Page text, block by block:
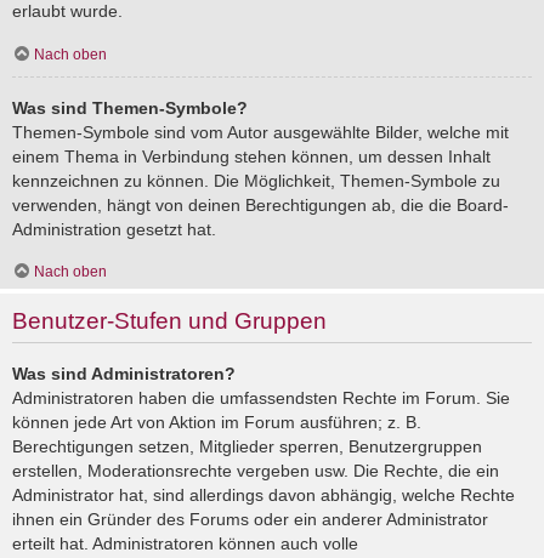
erlaubt wurde.
Nach oben
Was sind Themen-Symbole?
Themen-Symbole sind vom Autor ausgewählte Bilder, welche mit
einem Thema in Verbindung stehen können, um dessen Inhalt
kennzeichnen zu können. Die Möglichkeit, Themen-Symbole zu
verwenden, hängt von deinen Berechtigungen ab, die die Board-
Administration gesetzt hat.
Nach oben
Benutzer-Stufen und Gruppen
Was sind Administratoren?
Administratoren haben die umfassendsten Rechte im Forum. Sie
können jede Art von Aktion im Forum ausführen; z. B.
Berechtigungen setzen, Mitglieder sperren, Benutzergruppen
erstellen, Moderationsrechte vergeben usw. Die Rechte, die ein
Administrator hat, sind allerdings davon abhängig, welche Rechte
ihnen ein Gründer des Forums oder ein anderer Administrator
erteilt hat. Administratoren können auch volle